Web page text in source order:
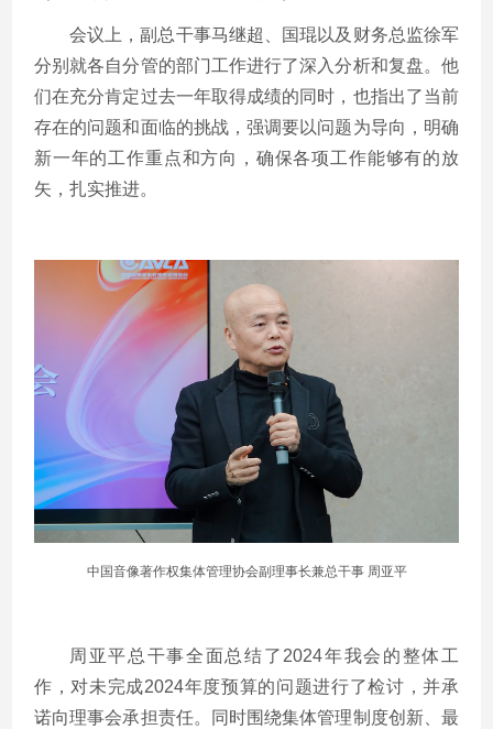
会议上，副总干事马继超、国琨以及财务总监徐军
分别就各自分管的部门工作进行了深入分析和复盘。他
们在充分肯定过去一年取得成绩的同时，也指出了当前
存在的问题和面临的挑战，强调要以问题为导向，明确
新一年的工作重点和方向，确保各项工作能够有的放
矢，扎实推进。
中国音像著作权集体管理协会副理事长兼总干事 周亚平
周亚平总干事全面总结了2024年我会的整体工
作，对未完成2024年度预算的问题进行了检讨，并承
诺向理事会承担责任。同时围绕集体管理制度创新、最